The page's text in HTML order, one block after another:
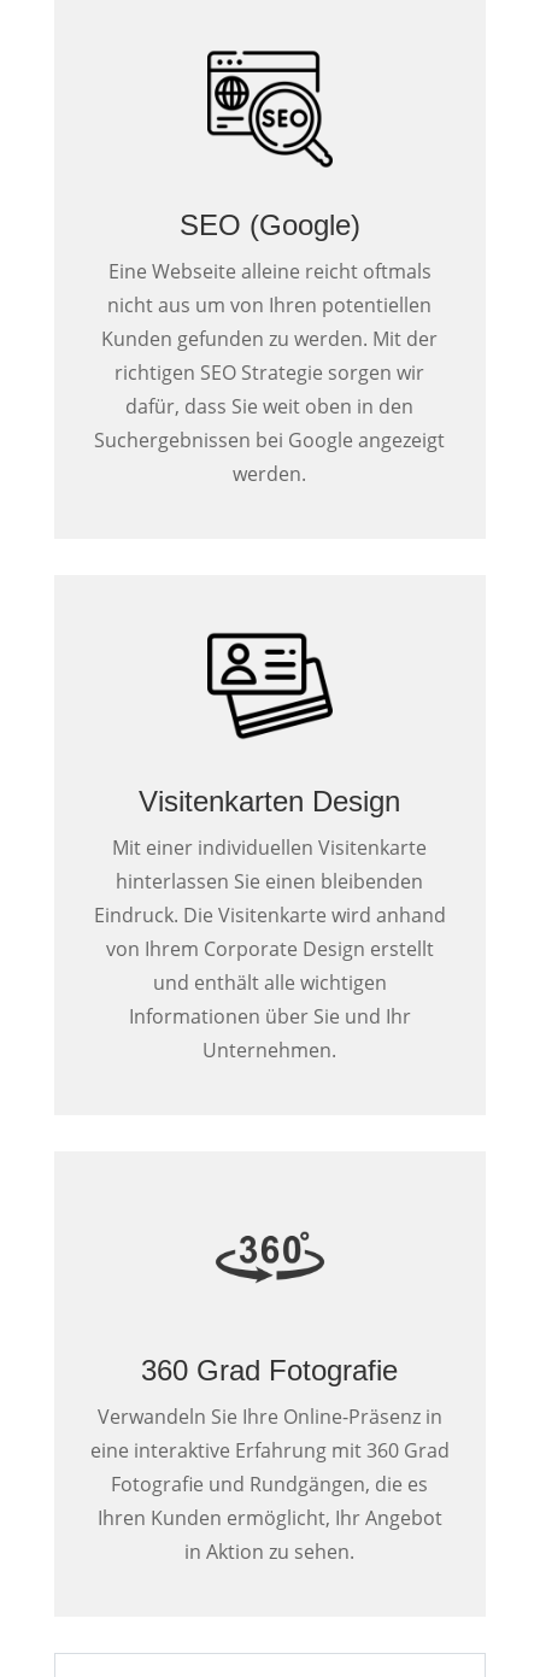
SEO (Google)
Eine Webseite alleine reicht oftmals
nicht aus um von Ihren potentiellen
Kunden gefunden zu werden. Mit der
richtigen SEO Strategie sorgen wir
dafür, dass Sie weit oben in den
Suchergebnissen bei Google angezeigt
werden.
Visitenkarten Design
Mit einer individuellen Visitenkarte
hinterlassen Sie einen bleibenden
Eindruck. Die Visitenkarte wird anhand
von Ihrem Corporate Design erstellt
und enthält alle wichtigen
Informationen über Sie und Ihr
Unternehmen.
360 Grad Fotografie
Verwandeln Sie Ihre Online-Präsenz in
eine interaktive Erfahrung mit 360 Grad
Fotografie und Rundgängen, die es
Ihren Kunden ermöglicht, Ihr Angebot
in Aktion zu sehen.